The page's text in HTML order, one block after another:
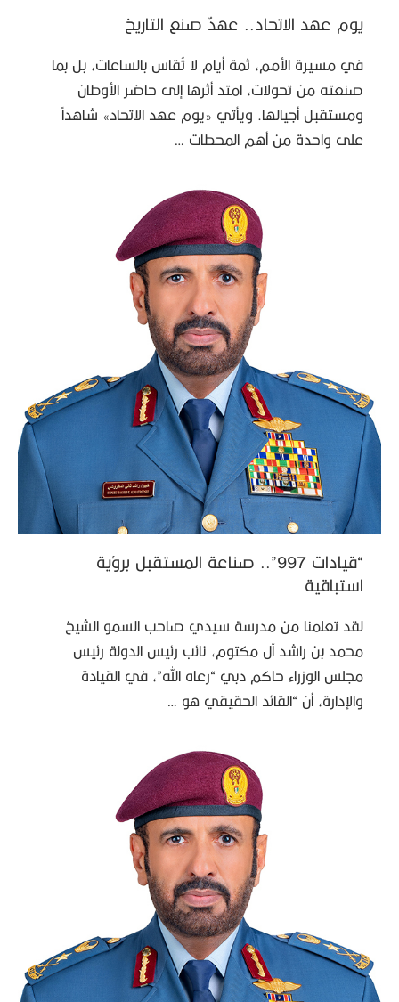
يوم عهد الاتحاد.. عهدٌ صنع التاريخ
في مسيرة الأمم، ثمة أيام لا تُقاس بالساعات، بل بما
صنعته من تحولات، امتد أثرها إلى حاضر الأوطان
ومستقبل أجيالها. ويأتي «يوم عهد الاتحاد» شاهداً
على واحدة من أهم المحطات …
“قيادات 997”.. صناعة المستقبل برؤية
استباقية
لقد تعلمنا من مدرسة سيدي صاحب السمو الشيخ
محمد بن راشد آل مكتوم، نائب رئيس الدولة رئيس
مجلس الوزراء حاكم دبي “رعاه الله”، في القيادة
والإدارة، أن “القائد الحقيقي هو …